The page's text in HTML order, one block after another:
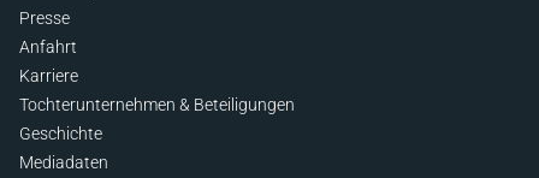
Presse
Anfahrt
Karriere
Tochterunternehmen & Beteiligungen
Geschichte
Mediadaten